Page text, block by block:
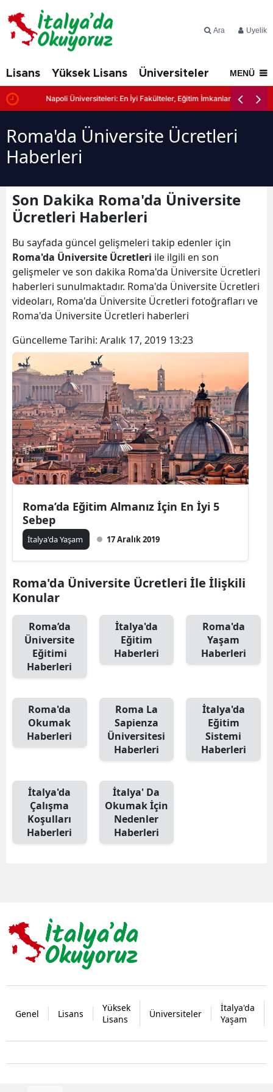
Ara Üyelik
Lisans Yüksek Lisans Üniversiteler İtalya'da
MENÜ
Napoli Üniversiteleri: En İyi Fakülteler, Eğitim İmkanları ve Başvuru
Roma'da Üniversite Ücretleri
Haberleri
Son Dakika Roma'da Üniversite
Ücretleri Haberleri
Bu sayfada güncel gelişmeleri takip edenler için
Roma'da Üniversite Ücretleri ile ilgili en son
gelişmeler ve son dakika Roma'da Üniversite Ücretleri
haberleri sunulmaktadır. Roma'da Üniversite Ücretleri
videoları, Roma'da Üniversite Ücretleri fotoğrafları ve
Roma'da Üniversite Ücretleri haberleri
Güncelleme Tarihi: Aralık 17, 2019 13:23
Roma’da Eğitim Almanız İçin En İyi 5
Sebep
İtalya'da Yaşam 17 Aralık 2019
Roma'da Üniversite Ücretleri İle İlişkili
Konular
Roma’da
Üniversite
Eğitimi
Haberleri
İtalya'da
Eğitim
Haberleri
Roma'da
Yaşam
Haberleri
Roma'da
Okumak
Haberleri
Roma La
Sapienza
Üniversitesi
Haberleri
İtalya'da
Eğitim
Sistemi
Haberleri
İtalya'da
Çalışma
Koşulları
Haberleri
İtalya' Da
Okumak İçin
Nedenler
Haberleri
Genel Lisans
Yüksek
Lisans
Üniversiteler
İtalya'da
Yaşam